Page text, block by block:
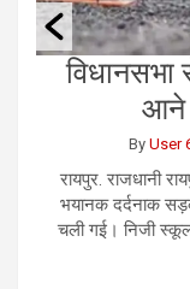
राजधानी
लिए हुआ
By User
रायपुर।
सौदे के नाम पर
सनसनीखेज मामला